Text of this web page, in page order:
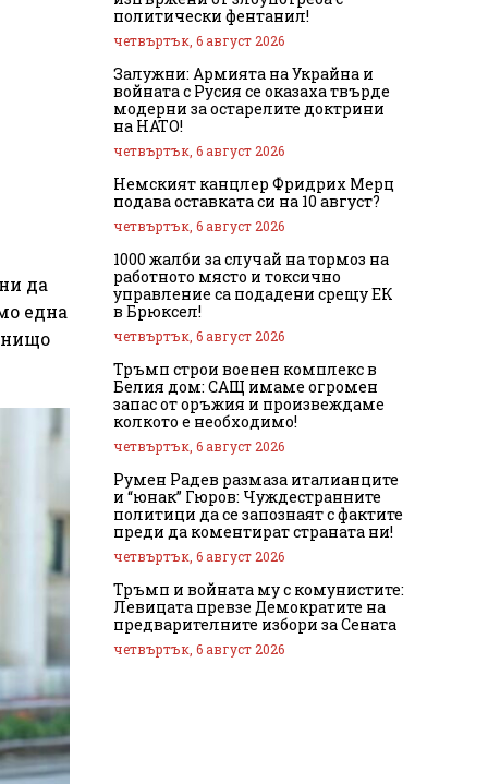
да
една
нищо
политически фентанил!
четвъртък, 6 август 2026
Залужни: Армията на Украйна и
войната с Русия се оказаха твърде
модерни за остарелите доктрини
на НАТО!
четвъртък, 6 август 2026
Немският канцлер Фридрих Мерц
подава оставката си на 10 август?
четвъртък, 6 август 2026
1000 жалби за случай на тормоз на
работното място и токсично
управление са подадени срещу ЕК
в Брюксел!
четвъртък, 6 август 2026
Тръмп строи военен комплекс в
Белия дом: САЩ имаме огромен
запас от оръжия и произвеждаме
колкото е необходимо!
четвъртък, 6 август 2026
Румен Радев размаза италианците
и “юнак” Гюров: Чуждестранните
политици да се запознаят с фактите
преди да коментират страната ни!
четвъртък, 6 август 2026
Тръмп и войната му с комунистите:
Левицата превзе Демократите на
предварителните избори за Сената
четвъртък, 6 август 2026